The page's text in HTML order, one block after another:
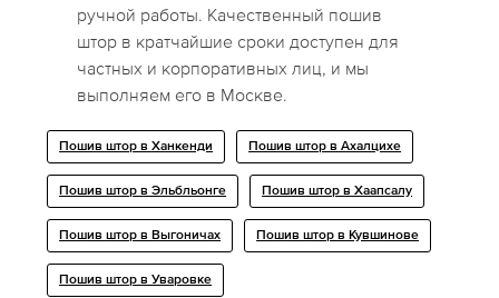
ручной работы. Качественный пошив
штор в кратчайшие сроки доступен для
частных и корпоративных лиц, и мы
выполняем его в Москве.
Пошив штор в Ханкенди Пошив штор в Ахалцихе
Пошив штор в Эльбльонге Пошив штор в Хаапсалу
Пошив штор в Выгоничах Пошив штор в Кувшинове
Пошив штор в Уваровке